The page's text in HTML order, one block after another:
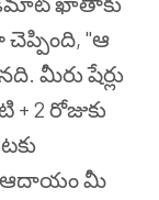
"ఆ
మీరు షేర్లు
2 రోజుకు
ఆదాయం మీ